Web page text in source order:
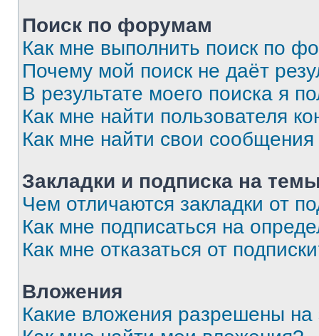
Поиск по форумам
Как мне выполнить поиск по
Почему мой поиск не даёт
В результате моего поиска я
Как мне найти пользователя
Как мне найти свои
Закладки и подписка на
Чем отличаются закладки от
Как мне подписаться на
Как мне отказаться от
Вложения
Какие вложения разрешены